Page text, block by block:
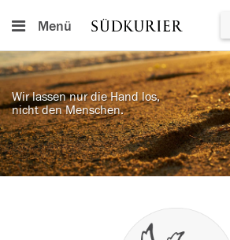
Menü
Wir lassen nur die Hand los,
nicht den Menschen.